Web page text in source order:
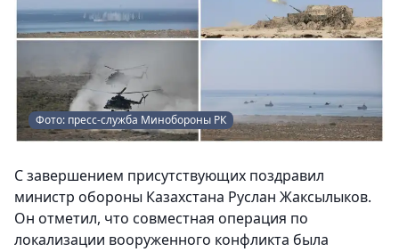
Фото: пресс-служба Минобороны РК
С завершением присутствующих поздравил
министр обороны Казахстана Руслан Жаксылыков.
Он отметил, что совместная операция по
локализации вооруженного конфликта была